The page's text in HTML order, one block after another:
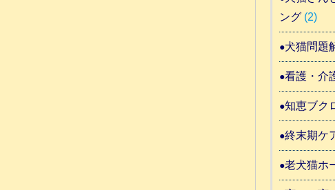
ング(2)
犬猫問題
看護・介
知恵ブク
終末期ケ
老犬猫ホ